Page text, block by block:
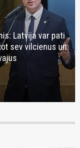
Latvija var pati
sev vilcienus un